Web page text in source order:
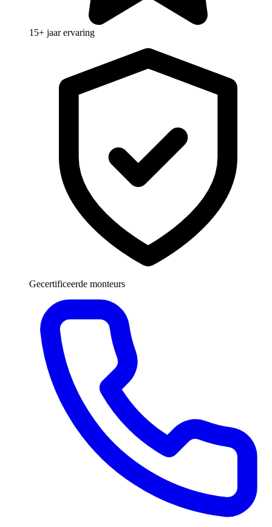
15+ jaar ervaring
Gecertificeerde monteurs